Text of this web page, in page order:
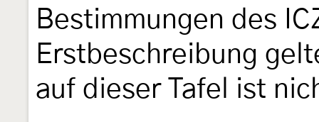
Bestimmungen des
Erstbeschreibung
auf dieser Tafel ist